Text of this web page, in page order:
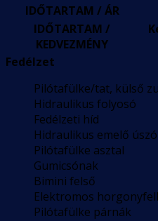
IDŐTARTAM / ÁR
IDŐTARTAM /
KEDVEZMÉNY
Fedélzet
Pilótafülke/tat, külső
Hidraulikus folyosó
Fedélzeti híd
Hidraulikus emelő
Pilótafülke asztal
Gumicsónak
Bimini felső
Elektromos
Pilótafülke párnák